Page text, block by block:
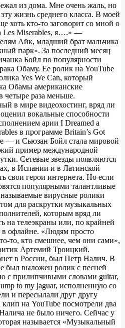
из дома. Мне очень жаль, но
жизнь среднего класса. В моей
хоть кто-то заговорит со мной о
Les Miserables, я….» —
Айк, младший брат мальчика
парк». За последний месяц
Бойл по популярности
Обаму. Ее ролик на YouTube
Yes We Can, который
Обамы американские
четыре раза меньше.
в мире видеохостинг, вряд ли
вокальные способности
арии I Dreamed a
в программе Britain’s Got
— и Сьюзан Бойл стала мировой
пример международной
Сетевые звезды появляются
в Испании и в Латинской
свои герои интернета. Но если
популярными талантливые
вирусные ролики
для раскрутки музыкальных
которым вряд ли
на телеэкраны или, по крайней
в офлайне. «Людям просто
то, кто смешнее, чем они сами»,
Артемий Троицкий.
в России, был Петр Налич. В
был выложен ролик с песней
с прилипчивыми словами guitar,
to my jaguar, исполненную со
и пересылали друг другу
клип на YouTube посмотрели два
не было ничего. Сейчас у
называется «Музыкальный